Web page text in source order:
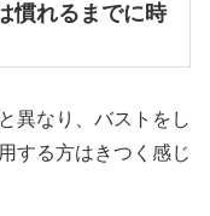
慣れるまでに時
異なり、バストをし
する方はきつく感じ